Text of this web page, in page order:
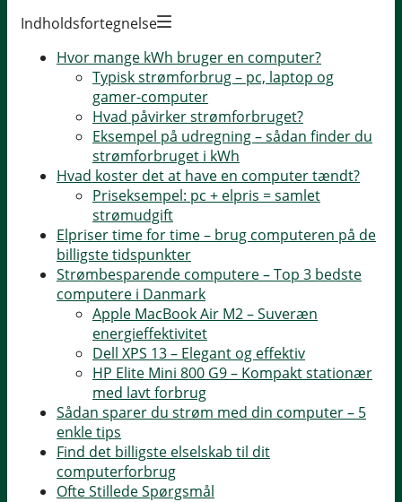
Indholdsfortegnelse
Hvor mange kWh bruger en computer?
Typisk strømforbrug – pc, laptop og
gamer-computer
Hvad påvirker strømforbruget?
Eksempel på udregning – sådan finder du
strømforbruget i kWh
Hvad koster det at have en computer tændt?
Priseksempel: pc + elpris = samlet
strømudgift
Elpriser time for time – brug computeren på de
billigste tidspunkter
Strømbesparende computere – Top 3 bedste
computere i Danmark
Apple MacBook Air M2 – Suveræn
energieffektivitet
Dell XPS 13 – Elegant og effektiv
HP Elite Mini 800 G9 – Kompakt stationær
med lavt forbrug
Sådan sparer du strøm med din computer – 5
enkle tips
Find det billigste elselskab til dit
computerforbrug
Ofte Stillede Spørgsmål